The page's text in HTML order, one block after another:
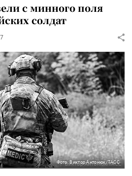
с минного поля
солдат
7
Фото: Виктор Антонюк/ТАСС